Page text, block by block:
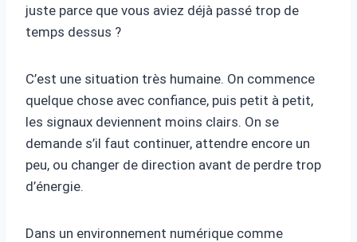
juste parce que vous aviez déjà passé trop de
temps dessus ?
C’est une situation très humaine. On commence
quelque chose avec confiance, puis petit à petit,
les signaux deviennent moins clairs. On se
demande s’il faut continuer, attendre encore un
peu, ou changer de direction avant de perdre trop
d’énergie.
Dans un environnement numérique comme